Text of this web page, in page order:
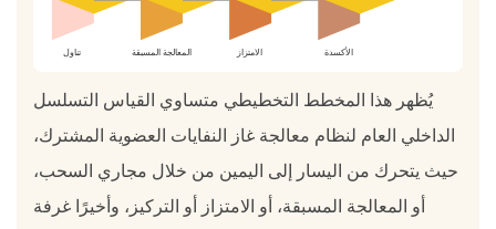
تناول المعالجة المسبقة الامتزاز الأكسدة
يُظهر هذا المخطط التخطيطي متساوي القياس التسلسل
الداخلي العام لنظام معالجة غاز النفايات العضوية المشترك،
حيث يتحرك من اليسار إلى اليمين من خلال مجاري السحب،
أو المعالجة المسبقة، أو الامتزاز أو التركيز، وأخيرًا غرفة